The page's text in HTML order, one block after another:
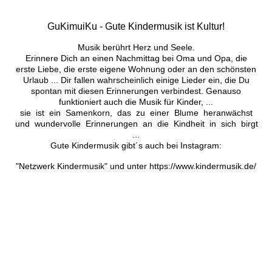
GuKimuiKu - Gute Kindermusik ist Kultur!
Musik berührt Herz und Seele.
Erinnere Dich an einen Nachmittag bei Oma und Opa, die
erste Liebe, die erste eigene Wohnung oder an den schönsten
Urlaub ... Dir fallen wahrscheinlich einige Lieder ein, die Du
spontan mit diesen Erinnerungen verbindest. Genauso
funktioniert auch die Musik für Kinder, ...
sie ist ein Samenkorn, das zu einer Blume heranwächst
und wundervolle Erinnerungen an die Kindheit in sich birgt
Gute Kindermusik gibt´s auch bei Instagram:
"Netzwerk Kindermusik" und unter https://www.kindermusik.de/